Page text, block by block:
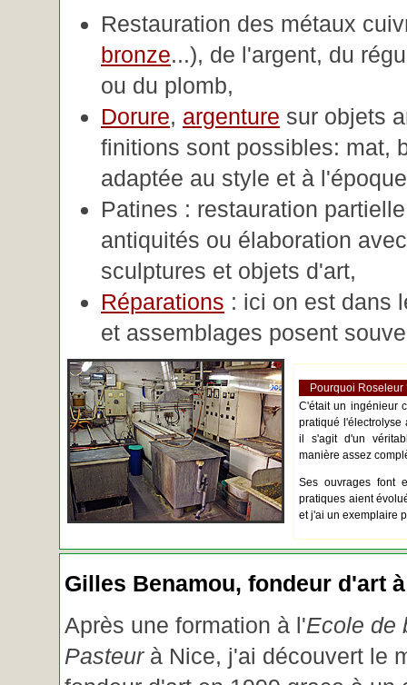
Restauration des métaux
bronze...), de l'argent, du
ou du plomb,
Dorure, argenture sur objets
finitions sont possibles: mat,
adaptée au style et à
Patines : restauration
antiquités ou élaboration
sculptures et objets d'art,
Réparations : ici on est dans
et assemblages posent
Pourquoi Roseleur
C'était un ingénieur
pratiqué l'électrolyse
il s'agit d'un
manière assez
Ses ouvrages font
pratiques aient
et j'ai un exemplaire
Gilles Benamou, fondeur d'art
Après une formation à l'Ecole de
Pasteurà Nice, j'ai découvert le